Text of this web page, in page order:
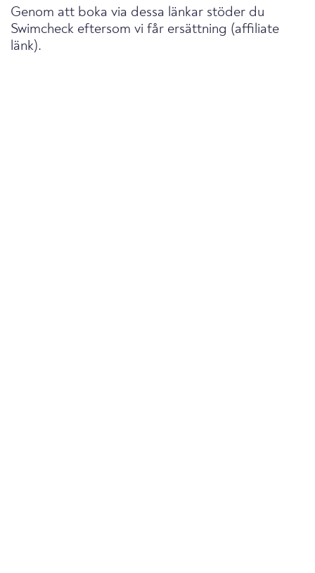
Genom att boka via dessa länkar stöder du
Swimcheck eftersom vi får ersättning (affiliate
länk).